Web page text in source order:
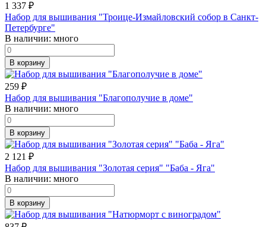
1 337 ₽
Набор для вышивания "Троице-Измайловский собор в Санкт-
Петербурге"
В наличии: много
В корзину
259 ₽
Набор для вышивания "Благополучие в доме"
В наличии: много
В корзину
2 121 ₽
Набор для вышивания "Золотая серия" "Баба - Яга"
В наличии: много
В корзину